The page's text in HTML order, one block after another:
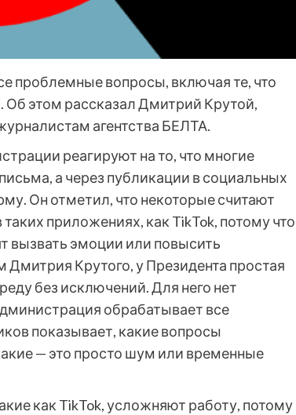
проблемные вопросы, включая те, что
этом рассказал Дмитрий Крутой,
агентства БЕЛТА.
реагируют на то, что многие
а через публикации в социальных
Он отметил, что некоторые считают
приложениях, как TikTok, потому что
вызвать эмоции или повысить
Дмитрия Крутого, у Президента простая
без исключений. Для него нет
обрабатывает все
показывает, какие вопросы
— это просто шум или временные
как TikTok, усложняют работу, потому